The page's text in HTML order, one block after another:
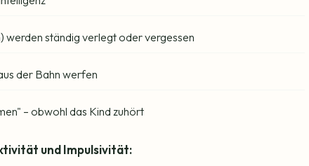
werden ständig verlegt oder vergessen
der Bahn werfen
– obwohl das Kind zuhört
und Impulsivität: